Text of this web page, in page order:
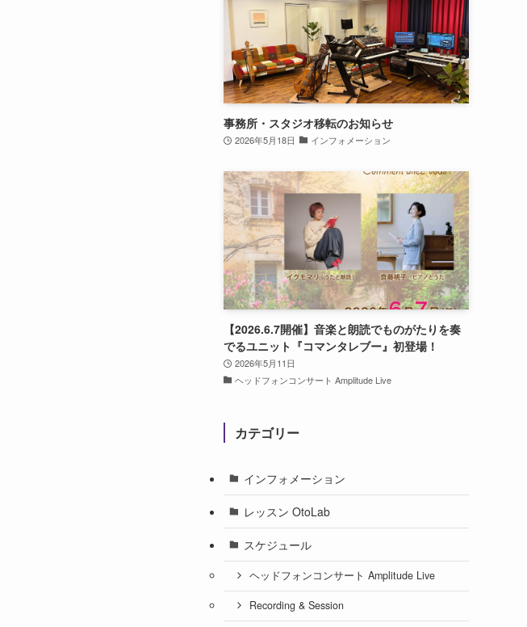
事務所・スタジオ移転のお知らせ
2026年5月18日 インフォメーション
【2026.6.7開催】音楽と朗読でものがたりを奏
でるユニット『コマンタレブー』初登場！
2026年5月11日
ヘッドフォンコンサート Amplitude Live
カテゴリー
インフォメーション
レッスン OtoLab
スケジュール
ヘッドフォンコンサート Amplitude Live
Recording & Session